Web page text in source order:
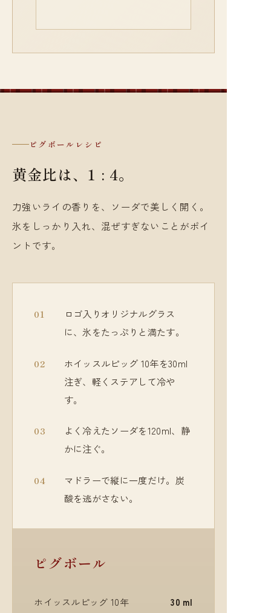
ピグボールレシピ
黄金比は、1 : 4。
力強いライの香りを、ソーダで美しく開く。
氷をしっかり入れ、混ぜすぎないことがポイ
ントです。
ロゴ入りオリジナルグラス
に、氷をたっぷりと満たす。
ホイッスルピッグ 10年を30ml
注ぎ、軽くステアして冷や
す。
よく冷えたソーダを120ml、静
かに注ぐ。
マドラーで縦に一度だけ。炭
酸を逃がさない。
ピグボール
ホイッスルピッグ 10年 30 ml